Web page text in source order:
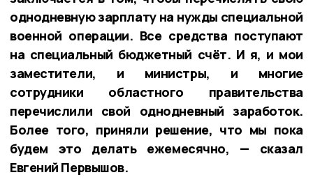
однодневную зарплату на нужды специальной
военной операции. Все средства поступают
на специальный бюджетный счёт. И я, и мои
заместители, и министры, и многие
сотрудники областного правительства
перечислили свой однодневный заработок.
Более того, приняли решение, что мы пока
будем это делать ежемесячно, — сказал
Евгений Первышов.